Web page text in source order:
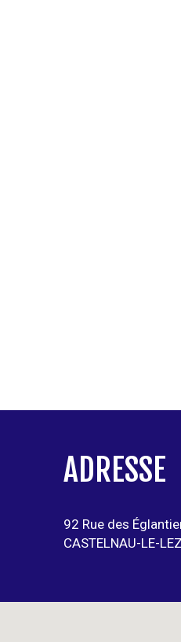
ADRESSE
92 Rue des
CASTELNAU-LE-LEZ